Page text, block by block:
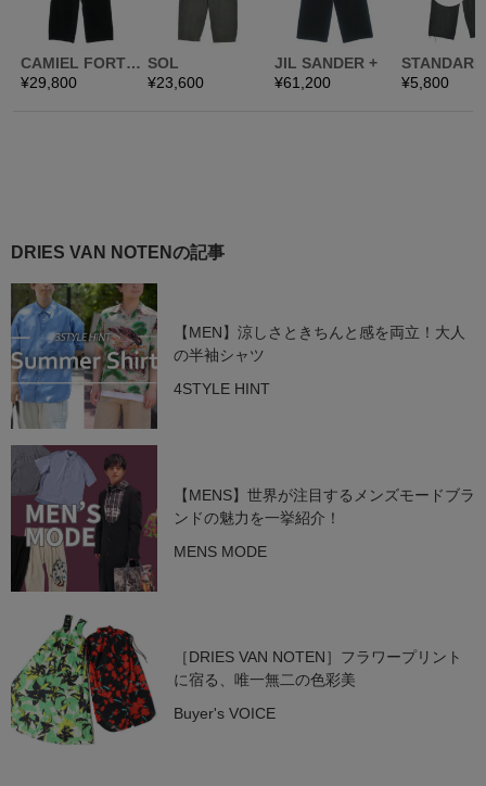
DRIES VAN NOTENの記事
【MEN】涼しさときちんと感を両立！大人
の半袖シャツ
4STYLE HINT
【MENS】世界が注目するメンズモードブラ
ンドの魅力を一挙紹介！
MENS MODE
［DRIES VAN NOTEN］フラワープリント
に宿る、唯一無二の色彩美
Buyer's VOICE